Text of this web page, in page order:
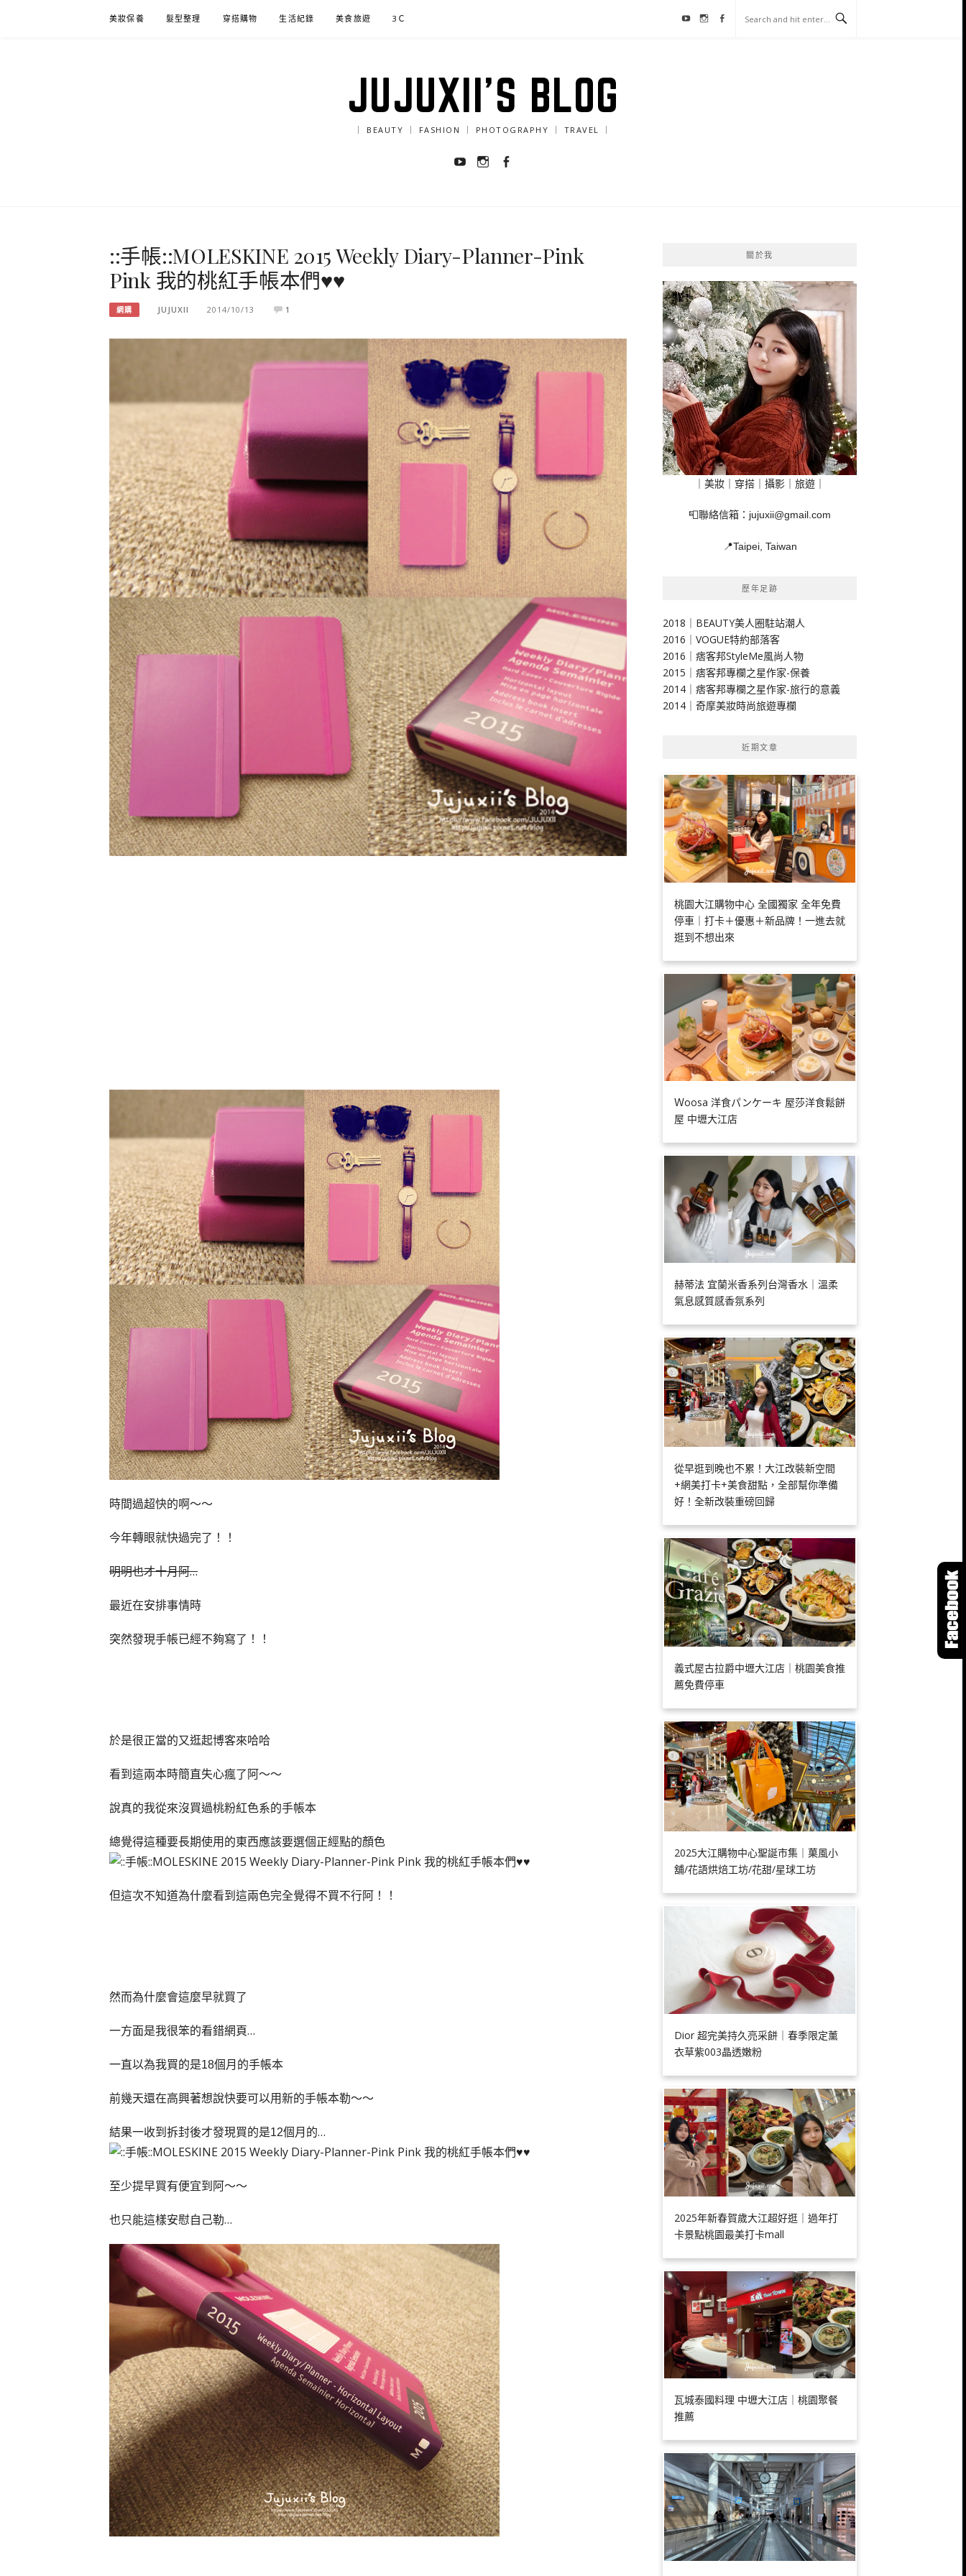
美妝保養 髮型整理 穿搭購物 生活紀錄 美食旅遊 3Ｃ Youtube
Instagram
Facebook
JUJUXII'S BLOG
｜ BEAUTY ｜ FASHION ｜ PHOTOGRAPHY ｜ TRAVEL ｜
YoutubeInstagram
::手帳::MOLESKINE 2015 Weekly Diary-Planner-Pink
Pink 我的桃紅手帳本們♥♥
網購 JUJUXII 2014/10/13 1
時間過超快的啊～～
今年轉眼就快過完了！！
明明也才十月阿…
最近在安排事情時
突然發現手帳已經不夠寫了！！
於是很正當的又逛起博客來哈哈
看到這兩本時簡直失心瘋了阿～～
說真的我從來沒買過桃粉紅色系的手帳本
總覺得這種要長期使用的東西應該要選個正經點的顏色
但這次不知道為什麼看到這兩色完全覺得不買不行阿！！
然而為什麼會這麼早就買了
一方面是我很笨的看錯網頁…
一直以為我買的是18個月的手帳本
前幾天還在高興著想說快要可以用新的手帳本勒～～
結果一收到拆封後才發現買的是12個月的…
至少提早買有便宜到阿～～
也只能這樣安慰自己勒…
關於我
｜美妝｜穿搭｜攝影｜旅遊｜
📮聯絡信箱： jujuxii@gmail.com
📍Taipei, Taiwan
歷年足跡
2018｜BEAUTY美人圈駐站潮人
2016｜VOGUE特約部落客
2016｜痞客邦StyleMe風尚人物
2015｜痞客邦專欄之星作家-保養
2014｜痞客邦專欄之星作家-旅行的意義
2014｜奇摩美妝時尚旅遊專欄
近期文章
桃園大江購物中心 全國獨家 全年免費
停車｜打卡＋優惠＋新品牌！一進去就
逛到不想出來
Ｗoosa 洋食パンケーキ 屋莎洋食鬆餅
屋 中壢大江店
赫蒂法 宜蘭米香系列台灣香水｜溫柔
氣息感質感香氛系列
從早逛到晚也不累！大江改裝新空間
+網美打卡+美食甜點，全部幫你準備
好！全新改裝重磅回歸
義式屋古拉爵中壢大江店｜桃園美食推
薦免費停車
2025大江購物中心聖誕市集｜菓風小
舖/花語烘焙工坊/花甜/星球工坊
Dior 超完美持久亮采餅｜春季限定薰
衣草紫003晶透嫩粉
2025年新春賀歲大江超好逛｜過年打
卡景點桃園最美打卡mall
瓦城泰國料理 中壢大江店｜桃園聚餐
推薦